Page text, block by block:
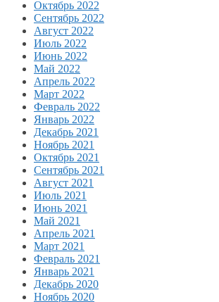
Октябрь 2022
Сентябрь 2022
Август 2022
Июль 2022
Июнь 2022
Май 2022
Апрель 2022
Март 2022
Февраль 2022
Январь 2022
Декабрь 2021
Ноябрь 2021
Октябрь 2021
Сентябрь 2021
Август 2021
Июль 2021
Июнь 2021
Май 2021
Апрель 2021
Март 2021
Февраль 2021
Январь 2021
Декабрь 2020
Ноябрь 2020